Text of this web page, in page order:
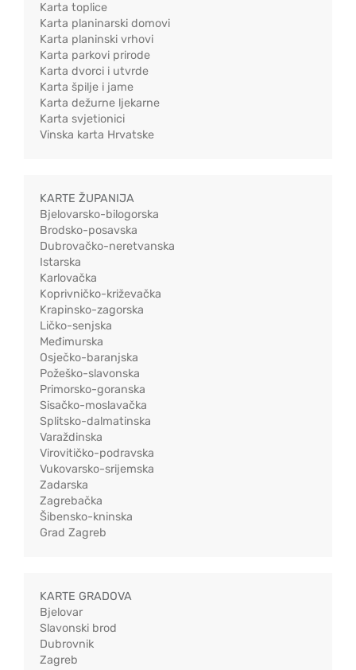
Karta toplice
Karta planinarski domovi
Karta planinski vrhovi
Karta parkovi prirode
Karta dvorci i utvrde
Karta špilje i jame
Karta dežurne ljekarne
Karta svjetionici
Vinska karta Hrvatske
KARTE ŽUPANIJA
Bjelovarsko-bilogorska
Brodsko-posavska
Dubrovačko-neretvanska
Istarska
Karlovačka
Koprivničko-križevačka
Krapinsko-zagorska
Ličko-senjska
Međimurska
Osječko-baranjska
Požeško-slavonska
Primorsko-goranska
Sisačko-moslavačka
Splitsko-dalmatinska
Varaždinska
Virovitičko-podravska
Vukovarsko-srijemska
Zadarska
Zagrebačka
Šibensko-kninska
Grad Zagreb
KARTE GRADOVA
Bjelovar
Slavonski brod
Dubrovnik
Zagreb